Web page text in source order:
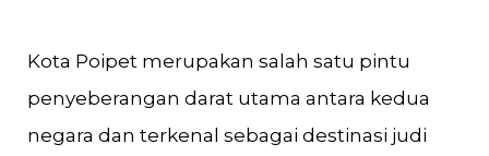
Kota Poipet merupakan salah satu pintu
penyeberangan darat utama antara kedua
negara dan terkenal sebagai destinasi judi